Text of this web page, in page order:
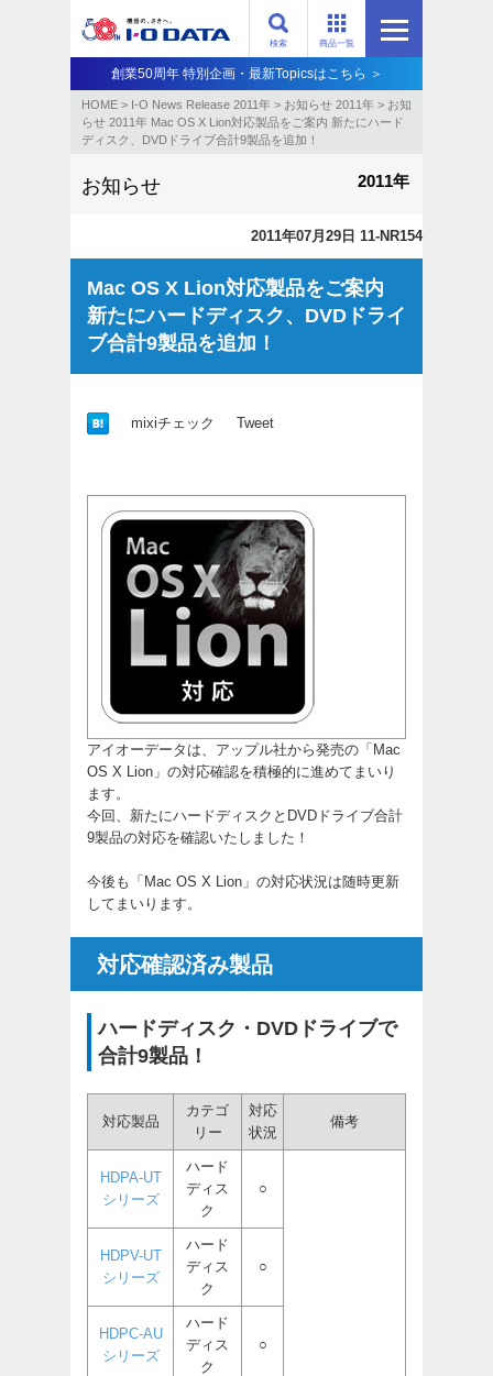
商品一覧
検索
創業50周年 特別企画・最新Topicsはこちら ＞
HOME > I-O News Release 2011年 > お知らせ 2011年 > お知
らせ 2011年 Mac OS X Lion対応製品をご案内 新たにハード
ディスク、DVDドライブ合計9製品を追加！
お知らせ 2011年
2011年07月29日 11-NR154
Mac OS X Lion対応製品をご案内
新たにハードディスク、DVDドライ
ブ合計9製品を追加！
mixiチェック Tweet
アイオーデータは、アップル社から発売の「Mac
OS X Lion」の対応確認を積極的に進めてまいり
ます。
今回、新たにハードディスクとDVDドライブ合計
9製品の対応を確認いたしました！
今後も「Mac OS X Lion」の対応状況は随時更新
してまいります。
対応確認済み製品
ハードディスク・DVDドライブで
合計9製品！
対応製品
カテゴ
リー
対応
状況
備考
HDPA-UT
シリーズ
ハード
ディス
ク
○
HDPV-UT
シリーズ
ハード
ディス
ク
○
HDPC-AU
シリーズ
ハード
ディス
ク
○